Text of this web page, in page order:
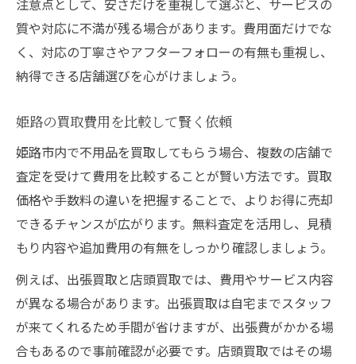
不用品買取の流れをスムーズに進める秘訣
手間なく高額買取を叶える姫路市の秘訣
手軽に高額買取を目指す事前準備の工夫
買取専門店選びで高額査定を狙うコツ
買取申込時に伝えるべき情報のまとめ方
買取費用を抑えるポイントをこの一記事で
買取費用削減に役立つ交渉術の実践例
姫路の買取で損しないための見積比較術
不用品買取の費用を最小限にする方法
買取費用に影響するポイントを総まとめ
手間を省いてお得に買取を完了させる流れ
注意点として、安さだけを重視して選ぶと、サービスの
質や対応に不満が残る場合があります。費用面だけでな
く、対応の丁寧さやアフターフォローの有無も重視し、
納得できる店舗選びを心がけましょう。
姫路の買取費用を比較して賢く依頼
姫路市内で不用品を買取してもらう場合、複数の店舗で
査定を受けて費用を比較することが賢い方法です。買取
価格や手数料の違いを把握することで、よりお得に売却
できるチャンスが広がります。無料査定を活用し、見積
もり内容や追加費用の有無をしっかり確認しましょう。
例えば、出張買取と店頭買取では、費用やサービス内容
が異なる場合があります。出張買取は自宅までスタッフ
が来てくれるため手間が省けますが、出張費がかかる場
合もあるので事前確認が必要です。店頭買取ではその場